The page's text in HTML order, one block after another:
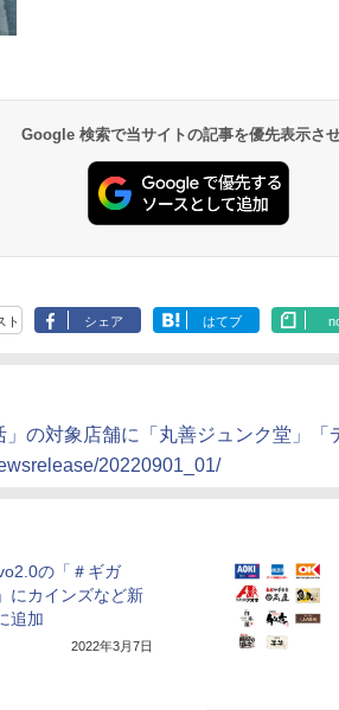
Google 検索で当サイトの記事を優先表示さ
ト シェア はてブ
の対象店舗に「丸善ジュンク堂」「
20220901_01/
の「＃ギガ
にカインズなど新
追加
2022年3月7日